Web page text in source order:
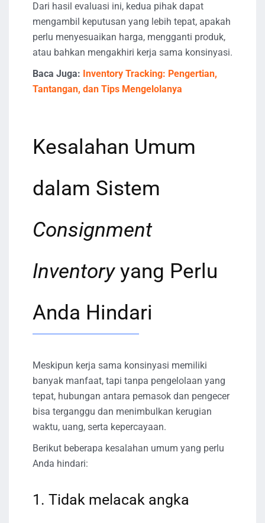
Dari hasil evaluasi ini, kedua pihak dapat
mengambil keputusan yang lebih tepat, apakah
perlu menyesuaikan harga, mengganti produk,
atau bahkan mengakhiri kerja sama konsinyasi.
Baca Juga: Inventory Tracking: Pengertian,
Tantangan, dan Tips Mengelolanya
Kesalahan Umum
dalam Sistem
Consignment
Inventoryyang Perlu
Anda Hindari
Meskipun kerja sama konsinyasi memiliki
banyak manfaat, tapi tanpa pengelolaan yang
tepat, hubungan antara pemasok dan pengecer
bisa terganggu dan menimbulkan kerugian
waktu, uang, serta kepercayaan.
Berikut beberapa kesalahan umum yang perlu
Anda hindari:
1. Tidak melacak angka